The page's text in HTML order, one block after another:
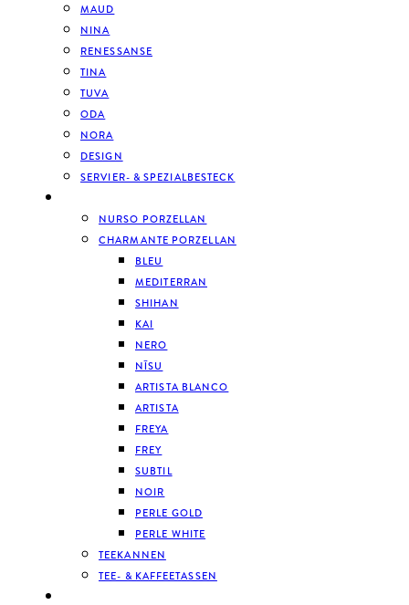
MAUD
NINA
RENESSANSE
TINA
TUVA
ODA
NORA
DESIGN
SERVIER- & SPEZIALBESTECK
NURSO PORZELLAN
CHARMANTE PORZELLAN
BLEU
MEDITERRAN
SHIHAN
KAI
NERO
NĪSU
ARTISTA BLANCO
ARTISTA
FREYA
FREY
SUBTIL
NOIR
PERLE GOLD
PERLE WHITE
TEEKANNEN
TEE- & KAFFEETASSEN